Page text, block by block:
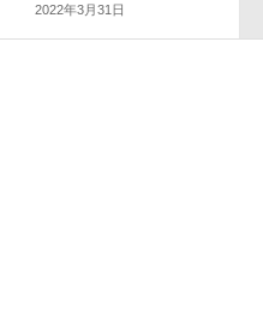
2022年3月31日